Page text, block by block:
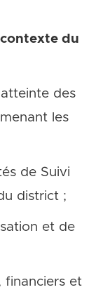
du
des
les
de Suivi
district ;
et de
financiers et